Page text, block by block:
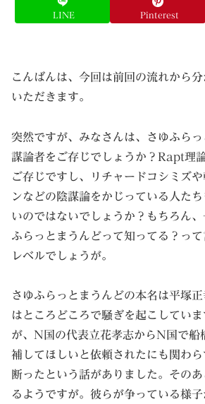
LINE Pinterest
こんばんは、今回は前回の流れから
いただきます。
突然ですが、みなさんは、さゆふら
謀論者をご存じでしょうか？Rapt理
ご存じですし、リチャードコシミズ
ンなどの陰謀論をかじっている人た
いのではないでしょうか？もちろん
ふらっとまうんどって知ってる？っ
レベルでしょうが。
さゆふらっとまうんどの本名は平塚
はところどころで騒ぎを起こしてい
が、N国の代表立花孝志からN国で船
補してほしいと依頼されたにも関わ
断ったという話がありました。その
るようですが。彼らが争っている様